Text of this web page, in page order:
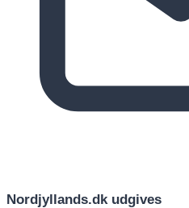
Nordjyllands.dk udgives